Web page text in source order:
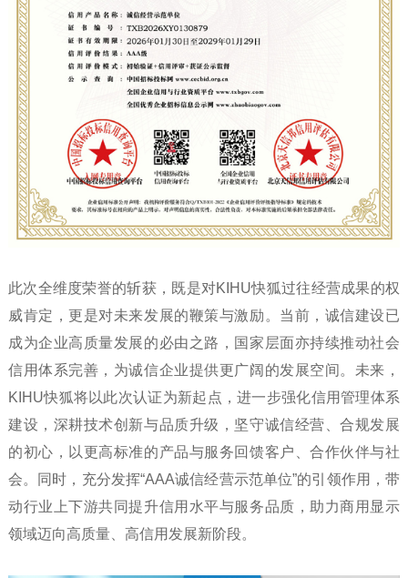
此次全维度荣誉的斩获，既是对KIHU快狐过往经营成果的权
威肯定，更是对未来发展的鞭策与激励。当前，诚信建设已
成为企业高质量发展的必由之路，国家层面亦持续推动社会
信用体系完善，为诚信企业提供更广阔的发展空间。未来，
KIHU快狐将以此次认证为新起点，进一步强化信用管理体系
建设，深耕技术创新与品质升级，坚守诚信经营、合规发展
的初心，以更高标准的产品与服务回馈客户、合作伙伴与社
会。同时，充分发挥“AAA诚信经营示范单位”的引领作用，带
动行业上下游共同提升信用水平与服务品质，助力商用显示
领域迈向高质量、高信用发展新阶段。